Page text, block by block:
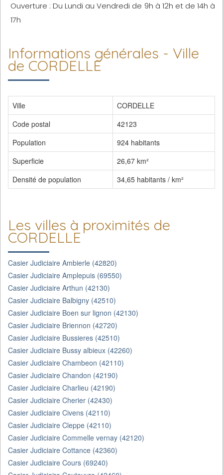
Ouverture : Du Lundi au Vendredi de 9h à 12h et de 14h à
17h
Informations générales - Ville
de CORDELLE
Ville
CORDELLE
Code postal
42123
Population
924 habitants
Superficie
26,67 km²
Densité de population
34,65 habitants / km²
Les villes à proximités de
CORDELLE
Casier Judiciaire Ambierle (42820)
Casier Judiciaire Amplepuis (69550)
Casier Judiciaire Arthun (42130)
Casier Judiciaire Balbigny (42510)
Casier Judiciaire Boen sur lignon (42130)
Casier Judiciaire Briennon (42720)
Casier Judiciaire Bussieres (42510)
Casier Judiciaire Bussy albieux (42260)
Casier Judiciaire Chambeon (42110)
Casier Judiciaire Chandon (42190)
Casier Judiciaire Charlieu (42190)
Casier Judiciaire Cherier (42430)
Casier Judiciaire Civens (42110)
Casier Judiciaire Cleppe (42110)
Casier Judiciaire Commelle vernay (42120)
Casier Judiciaire Cottance (42360)
Casier Judiciaire Cours (69240)